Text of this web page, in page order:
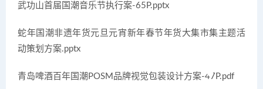
武功山首届国潮音乐节执行案-65P.pptx
蛇年国潮非遗年货元旦元宵新年春节年货大集市集主题活
动策划方案.pptx
青岛啤酒百年国潮POSM品牌视觉包装设计方案-47P.pdf